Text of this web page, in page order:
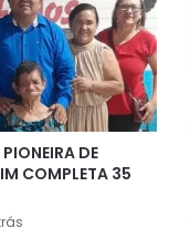
DE
COMPLETA 35